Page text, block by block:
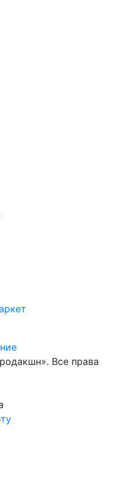
Все права